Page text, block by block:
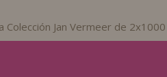
Colección Jan Vermeer de